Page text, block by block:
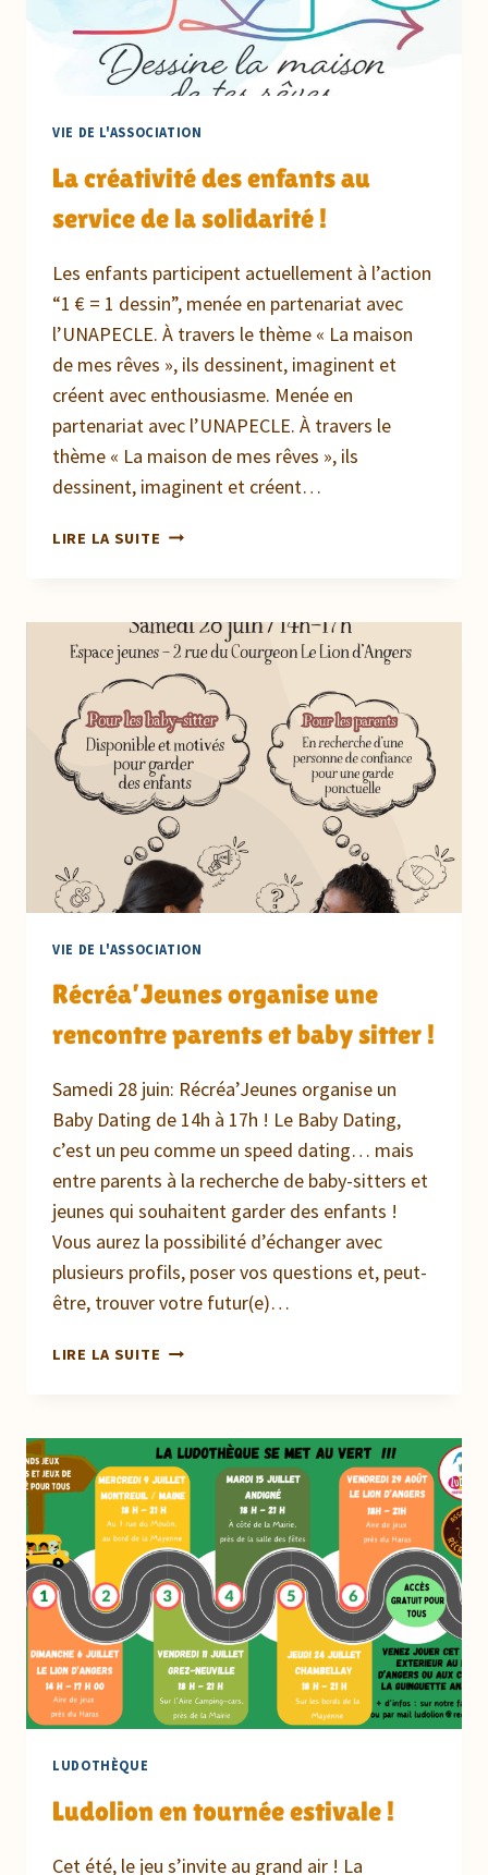
DÉFIS
LES
JOURS
LES
11-
17
ANS
VIE DE L'ASSOCIATION
La créativité des enfants au
service de la solidarité !
Les enfants participent actuellement à l’action
“1 € = 1 dessin”, menée en partenariat avec
l’UNAPECLE. À travers le thème « La maison
de mes rêves », ils dessinent, imaginent et
créent avec enthousiasme. Menée en
partenariat avec l’UNAPECLE. À travers le
thème « La maison de mes rêves », ils
dessinent, imaginent et créent…
LIRE LA SUITE LA
AU
SERVICE
DE
LA
SOLIDARITÉ
!
VIE DE L'ASSOCIATION
Récréa’Jeunes organise une
rencontre parents et baby sitter !
Samedi 28 juin: Récréa’Jeunes organise un
Baby Dating de 14h à 17h ! Le Baby Dating,
c’est un peu comme un speed dating… mais
entre parents à la recherche de baby-sitters et
jeunes qui souhaitent garder des enfants !
Vous aurez la possibilité d’échanger avec
plusieurs profils, poser vos questions et, peut-
être, trouver votre futur(e)…
LIRE LA SUITE RÉCRÉA’JEUNES
PARENTS
ET
BABY
SITTER
!
LUDOTHÈQUE
Ludolion en tournée estivale !
Cet été, le jeu s’invite au grand air ! La